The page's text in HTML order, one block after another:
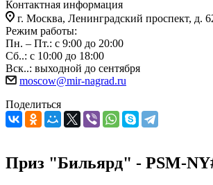
Контактная информация
г. Москва, Ленинградский проспект, д.
Режим работы:
Пн. – Пт.: с 9:00 до 20:00
Сб..: с 10:00 до 18:00
Вск..: выходной до сентября
moscow@mir-nagrad.ru
Поделиться
Приз "Бильярд" - PSM-